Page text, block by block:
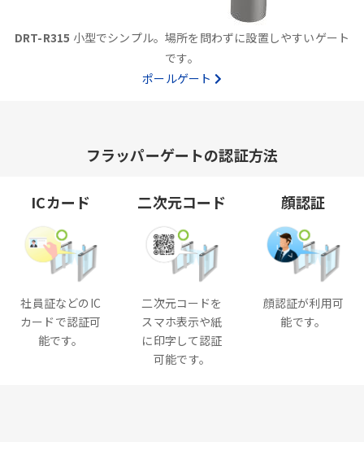
DRT-R315 小型でシンプル。場所を問わずに設置しやすいゲート
です。
ポールゲート
フラッパーゲートの認証方法
ICカード
社員証などのIC
カードで認証可
能です。
二次元コード
二次元コードを
スマホ表示や紙
に印字して認証
可能です。
顔認証
顔認証が利用可
能です。